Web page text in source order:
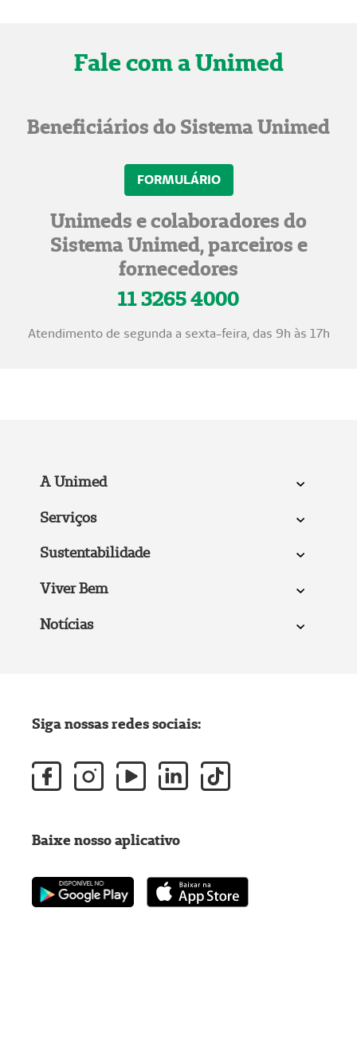
Fale com a Unimed
Beneficiários do Sistema Unimed
FORMULÁRIO
Unimeds e colaboradores do
Sistema Unimed, parceiros e
fornecedores
11 3265 4000
Atendimento de segunda a sexta-feira, das 9h às 17h
A Unimed
Serviços
Sustentabilidade
Viver Bem
Notícias
Siga nossas redes sociais:
Baixe nosso aplicativo